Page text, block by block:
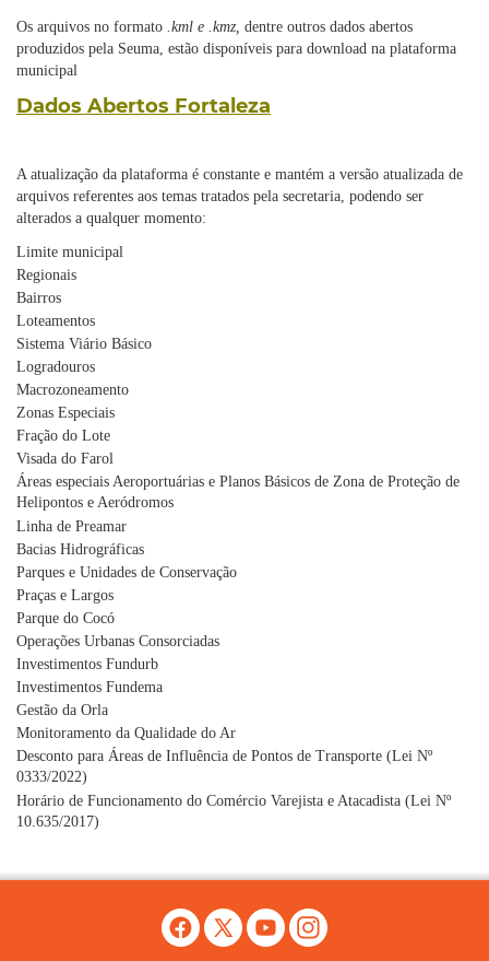
Os arquivos no formato .kml e .kmz, dentre outros dados abertos
produzidos pela Seuma, estão disponíveis para download na plataforma
municipal
Dados Abertos Fortaleza
A atualização da plataforma é constante e mantém a versão atualizada de
arquivos referentes aos temas tratados pela secretaria, podendo ser
alterados a qualquer momento:
Limite municipal
Regionais
Bairros
Loteamentos
Sistema Viário Básico
Logradouros
Macrozoneamento
Zonas Especiais
Fração do Lote
Visada do Farol
Áreas especiais Aeroportuárias e Planos Básicos de Zona de Proteção de
Helipontos e Aeródromos
Linha de Preamar
Bacias Hidrográficas
Parques e Unidades de Conservação
Praças e Largos
Parque do Cocó
Operações Urbanas Consorciadas
Investimentos Fundurb
Investimentos Fundema
Gestão da Orla
Monitoramento da Qualidade do Ar
Desconto para Áreas de Influência de Pontos de Transporte (Lei Nº
0333/2022)
Horário de Funcionamento do Comércio Varejista e Atacadista (Lei Nº
10.635/2017)